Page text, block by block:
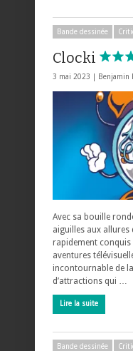
Bande dessinée
Clocki
3 mai 2023 | Benjamin
Avec sa bouille
aiguilles aux allures
rapidement conquis
aventures
incontournable de
d’attractions qui …
Lire la suite
Bande dessinée